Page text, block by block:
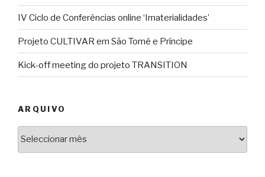
IV Ciclo de Conferências online ‘Imaterialidades’
Projeto CULTIVAR em São Tomé e Príncipe
Kick-off meeting do projeto TRANSITION
ARQUIVO